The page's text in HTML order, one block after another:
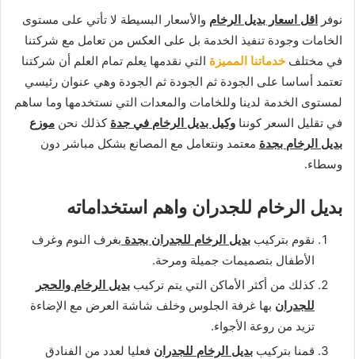
نوفر اقل اسعار بديل الرخام والأسعار البسيطة لا تأتي على مستوى
الخامات وجودة تنفيذ الخدمة بل على العكس من تعامل مع شركتنا
في مختلف خدماتنا المميزة التي نقدمها يعلم تمام العلم أن شركتنا
تعتمد أساسا على الجودة ثم الجودة ثم الجودة وهي عنوان رئيسي
لمستوى الخدمة لدينا وللخامات والمعدات التي نستخدمها وما ساهم
في تقليل السعر كوننا وكيل بديل الرخام في جدة كذلك نحن موزع
بديل الرخام بجدة معتمد ونتعامل مع المصانع بشكل مباشر دون
وسطاء.
بديل الرخام للجدران واهم استخداماته
نقوم بتركيب بديل الرخام للجدران بجدة بغرف النوم وغرف
الأطفال بتصميمات جميلة ومرحة.
كذلك من أكثر الأماكن التي يتم تركيب بديل الرخام والحجر
للجدران بها غرفة الجلوس وخلف شاشة العرض مع الإضاءة
تزيد من روعة الأجواء.
قمنا بتركيب بديل الرخام للجدران فعليا لعدد من الفنادق